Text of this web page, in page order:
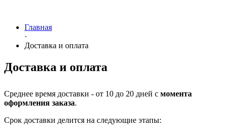
Главная
·
Доставка и оплата
Доставка и оплата
Среднее время доставки - от 10 до 20 дней с момента
оформления заказа.
Срок доставки делится на следующие этапы: